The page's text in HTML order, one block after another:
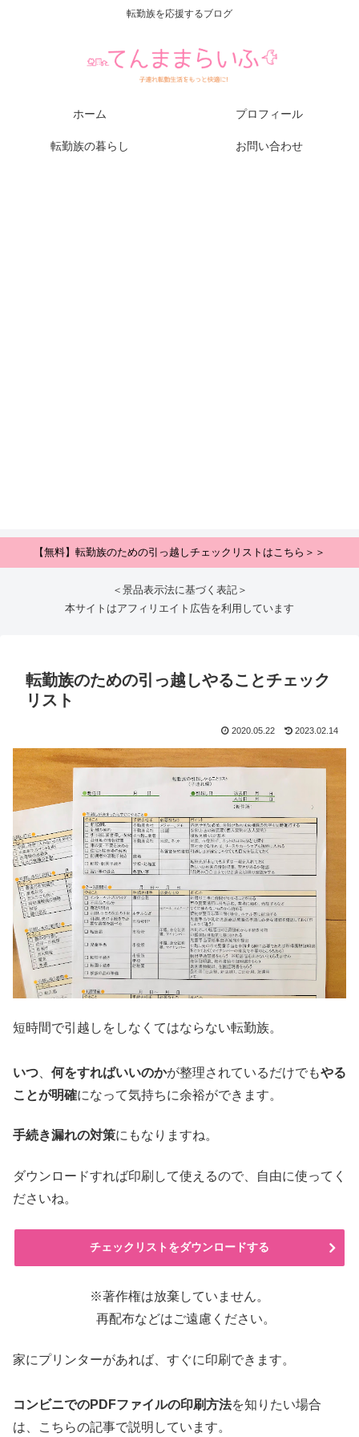
転勤族を応援するブログ
ホーム プロフィール
転勤族の暮らし お問い合わせ
【無料】転勤族のための引っ越しチェックリストはこちら＞＞
＜景品表示法に基づく表記＞
本サイトはアフィリエイト広告を利用しています
転勤族のための引っ越しやることチェック
リスト
2020.05.22 2023.02.14
短時間で引越しをしなくてはならない転勤族。
いつ 何をすればいいのかが整理されているだけでもやる
ことが明確になって気持ちに余裕ができます。
手続き漏れの対策にもなりますね。
ダウンロードすれば印刷して使えるので、自由に使ってく
ださいね。
チェックリストをダウンロードする
※著作権は放棄していません。
再配布などはご遠慮ください。
家にプリンターがあれば、すぐに印刷できます。
コンビニでのPDFファイルの印刷方法を知りたい場合
は、こちらの記事で説明しています。